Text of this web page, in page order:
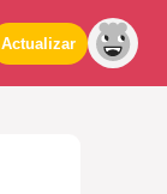
Actualizar